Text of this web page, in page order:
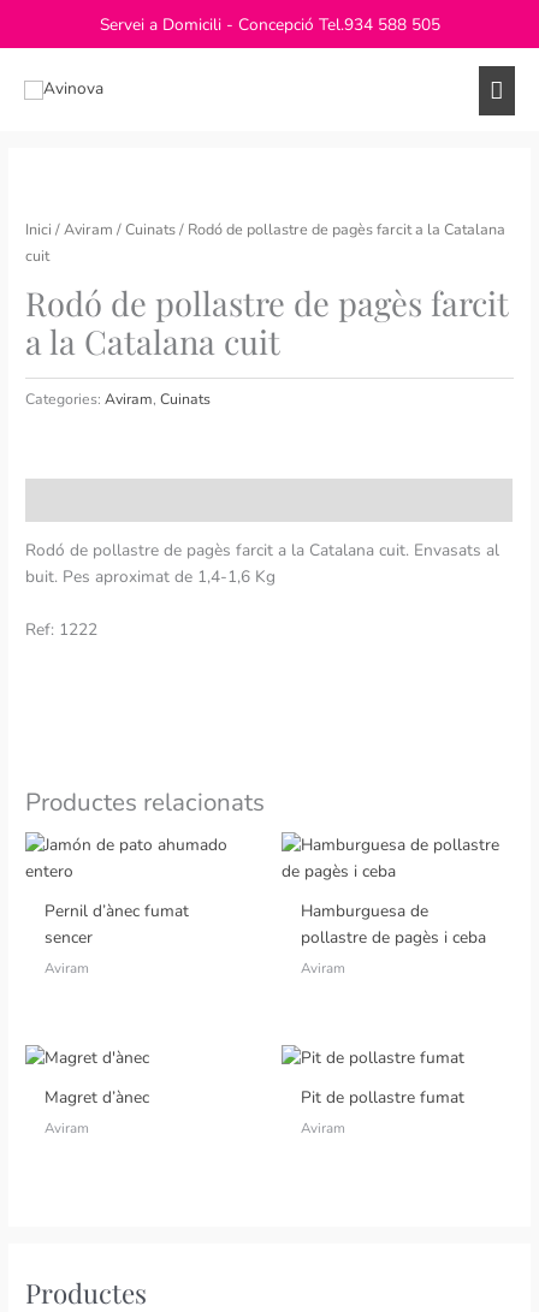
Servei a Domicili - Concepció Tel.934 588 505
Inici /Aviram /Cuinats/ Rodó de pollastre de pagès farcit a la Catalana
cuit
Rodó de pollastre de pagès farcit
a la Catalana cuit
Categories:Aviram,Cuinats
Rodó de pollastre de pagès farcit a la Catalana cuit. Envasats al
buit. Pes aproximat de 1,4-1,6 Kg
Ref: 1222
Productes relacionats
Pernil d’ànec fumat
sencer
Aviram
Hamburguesa de
pollastre de pagès i ceba
Aviram
Magret d’ànec
Aviram
Pit de pollastre fumat
Aviram
Productes